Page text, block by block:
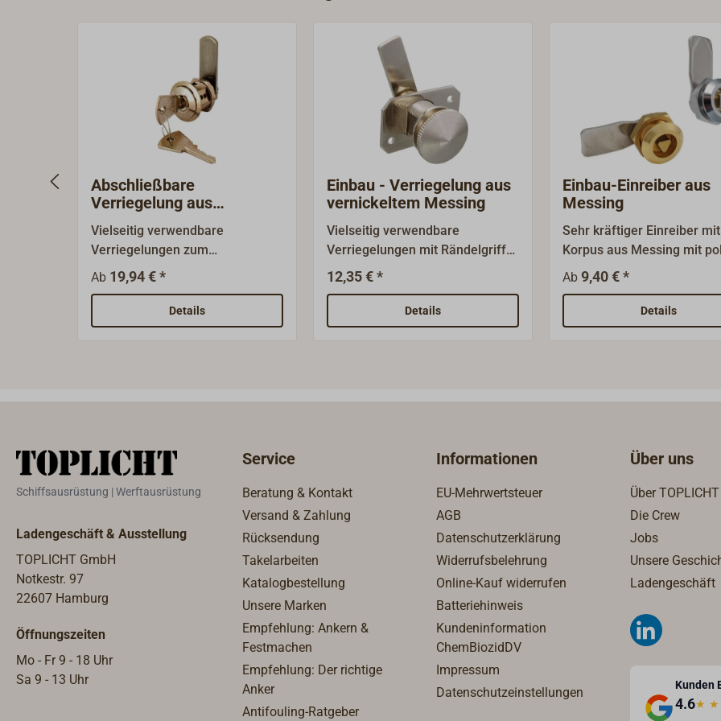
Abschließbare
Verriegelung aus
vernickeltem Messing
Vielseitig verwendbare
Verriegelungen zum
Abschließen von Schapps,
Steckschotten, Schranktüren
oder Briefkästen. Der Korpus ist
aus vernickeltem Messing, die
Ab 19,94 € *
Details
Einbau - Verriegelung aus
vernickeltem Messing
Vielseitig verwendbare
Verriegelungen mit Rändelgriff
(D = 22 mm) für Schapps,
Steckschotten, Schranktüren
oder Briefkästen.Korpus aus
vernickeltem Messing,
12,35 € *
Details
Einbau-Einreiber aus
Messing
Sehr kräftiger Einreiber mit
Korpus aus Messing mit
oder verchromter
und einer Schließnase aus
Edelstahl (Nasenlänge 45
mm).Vorgesehen zur
poliert oder verchromt)
separat bestellt werden.
Ab 9,40 € *
Details
Schiffsausrüstung | Werftausrüstung
Ladengeschäft & Ausstellung
TOPLICHT GmbH
Notkestr. 97
22607 Hamburg
Öffnungszeiten
Mo - Fr 9 - 18 Uhr
Sa 9 - 13 Uhr
Service
Beratung & Kontakt
Versand & Zahlung
Rücksendung
Takelarbeiten
Katalogbestellung
Unsere Marken
Empfehlung: Ankern &
Festmachen
Empfehlung: Der richtige
Anker
Antifouling-Ratgeber
Informationen
EU-Mehrwertsteuer
AGB
Datenschutzerklärung
Widerrufsbelehrung
Online-Kauf widerrufen
Batteriehinweis
Kundeninformation
ChemBiozidDV
Impressum
Datenschutzeinstellungen
Über uns
Über TOPLICHT
Die Crew
Jobs
Unsere
Ladengeschäft
Kunden
4.6★ ★